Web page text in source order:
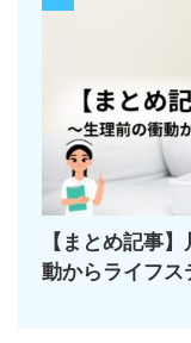
【まとめ記事
動からライフス